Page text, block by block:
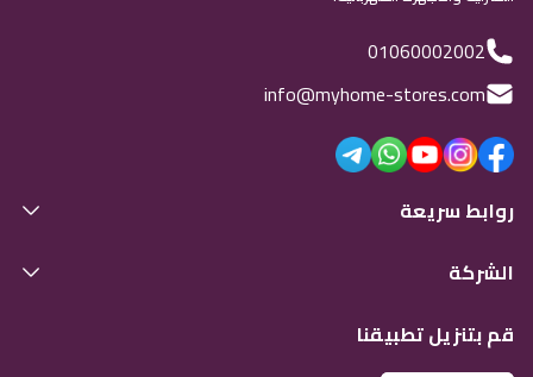
01060002002
info@myhome-stores.com
روابط سريعة
الشركة
قم بتنزيل تطبيقنا